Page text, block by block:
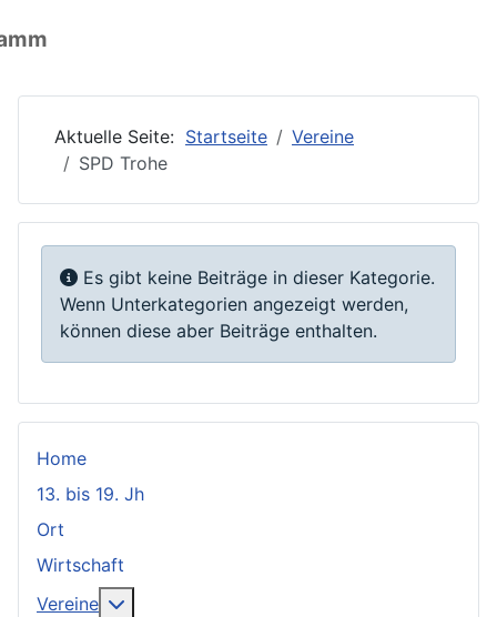
Home
13. bis 19. Jh
Ort
Wirtschaft
Vereine
Aktuelle Seite: Startseite
Vereine
SPD Trohe
Information
Es gibt keine Beiträge in dieser Kategorie.
Wenn Unterkategorien angezeigt werden,
können diese aber Beiträge enthalten.